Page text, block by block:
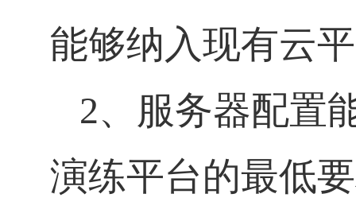
能够纳入现有云
2、服务器配置
演练平台的最低